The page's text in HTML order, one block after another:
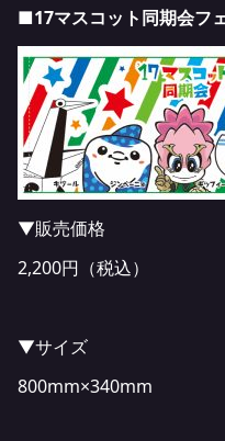
■17マスコット同期会フ
▼販売価格
2,200円（税込）
▼サイズ
800mm×340mm